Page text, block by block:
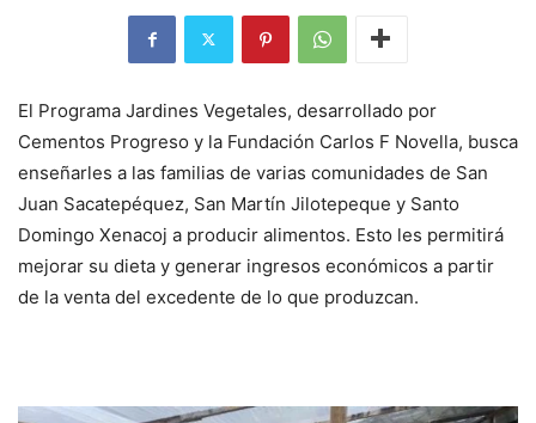
El Programa Jardines Vegetales, desarrollado por
Cementos Progreso y la Fundación Carlos F Novella, busca
enseñarles a las familias de varias comunidades de San
Juan Sacatepéquez, San Martín Jilotepeque y Santo
Domingo Xenacoj a producir alimentos. Esto les permitirá
mejorar su dieta y generar ingresos económicos a partir
de la venta del excedente de lo que produzcan.